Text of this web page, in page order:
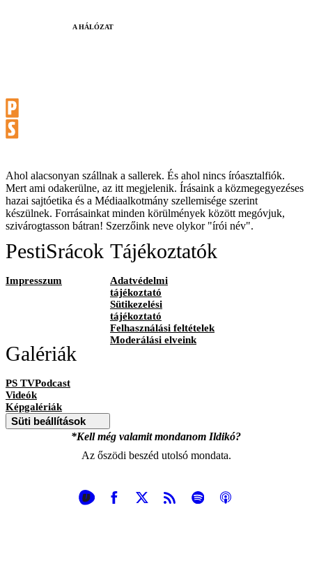
A HÁLÓZAT
Ahol alacsonyan szállnak a sallerek. És ahol nincs íróasztalfiók.
Mert ami odakerülne, az itt megjelenik. Írásaink a közmegegyezéses
hazai sajtóetika és a Médiaalkotmány szellemisége szerint
készülnek. Forrásainkat minden körülmények között megóvjuk,
szivárogtasson bátran! Szerzőink neve olykor "írói név".
PestiSrácok
Impresszum
Tájékoztatók
Adatvédelmi
tájékoztató
Sütikezelési
tájékoztató
Felhasználási feltételek
Moderálási elveink
Galériák
PS TVPodcast
Videók
Képgalériák
Süti beállítások
*Kell még valamit mondanom Ildikó?
Az őszödi beszéd utolsó mondata.